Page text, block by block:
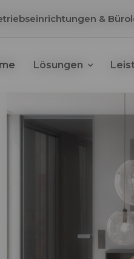
&
Lösungen